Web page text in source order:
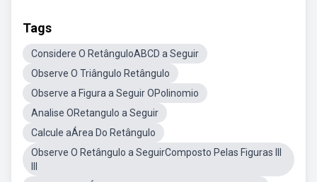
Tags
Considere O RetânguloABCD a Seguir
Observe O Triângulo Retângulo
Observe a Figura a Seguir OPolinomio
Analise ORetangulo a Seguir
Calcule aÁrea Do Retângulo
Observe O Retângulo a SeguirComposto Pelas Figuras III